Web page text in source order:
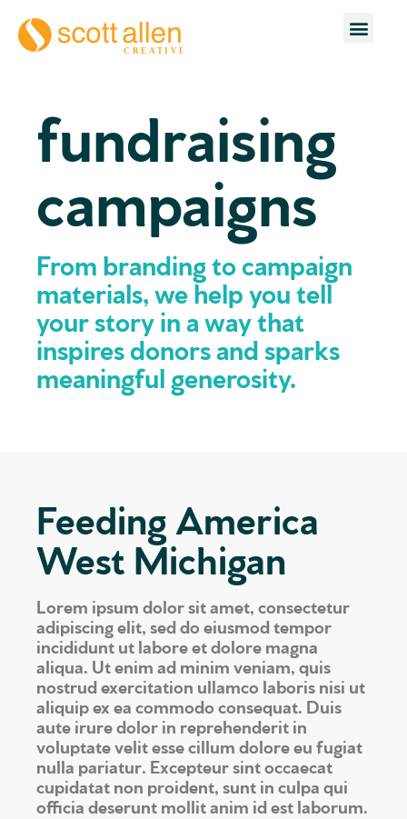
fundraising
campaigns
From branding to campaign
materials, we help you tell
your story in a way that
inspires donors and sparks
meaningful generosity.
Feeding America
West Michigan
Lorem ipsum dolor sit amet, consectetur
adipiscing elit, sed do eiusmod tempor
incididunt ut labore et dolore magna
aliqua. Ut enim ad minim veniam, quis
nostrud exercitation ullamco laboris nisi ut
aliquip ex ea commodo consequat. Duis
aute irure dolor in reprehenderit in
voluptate velit esse cillum dolore eu fugiat
nulla pariatur. Excepteur sint occaecat
cupidatat non proident, sunt in culpa qui
officia deserunt mollit anim id est laborum.